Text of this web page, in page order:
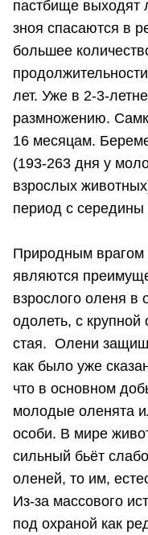
пастбище выходят
зноя спасаются в
большее
лет. Уже в 2-3-
размножению.
16 месяцам.
(193-263 дня у
взрослых
период с
Природным врагом
являются
взрослого оленя в
одолеть, с крупной
стая. Олени
как было уже
что в основном
молодые оленята
особи. В мире
сильный бьёт
оленей, то им,
Из-за массового
под охраной как